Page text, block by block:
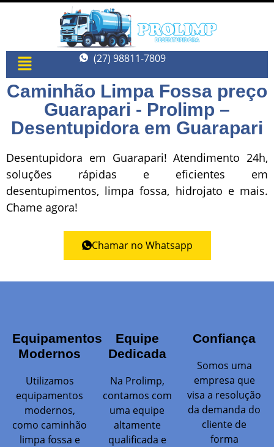
(27) 98811-7809
Caminhão Limpa Fossa preço
Guarapari - Prolimp –
Desentupidora em Guarapari
Desentupidora em Guarapari! Atendimento 24h,
soluções rápidas e eficientes em
desentupimentos, limpa fossa, hidrojato e mais.
Chame agora!
Chamar no Whatsapp
Equipamentos
Modernos
Utilizamos
equipamentos
modernos,
como caminhão
limpa fossa e
Equipe
Dedicada
Na Prolimp,
contamos com
uma equipe
altamente
qualificada e
Confiança
Somos uma
empresa que
visa a resolução
da demanda do
cliente de
forma